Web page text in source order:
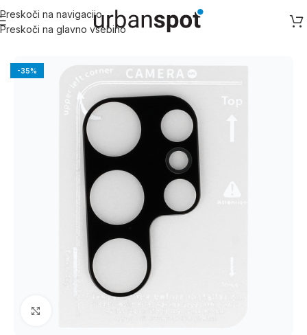
Preskoči na navigacijo
Preskoči na glavno vsebino
Domov/Zaščitna stekla/Zaščitna stekla za kamero
-35%